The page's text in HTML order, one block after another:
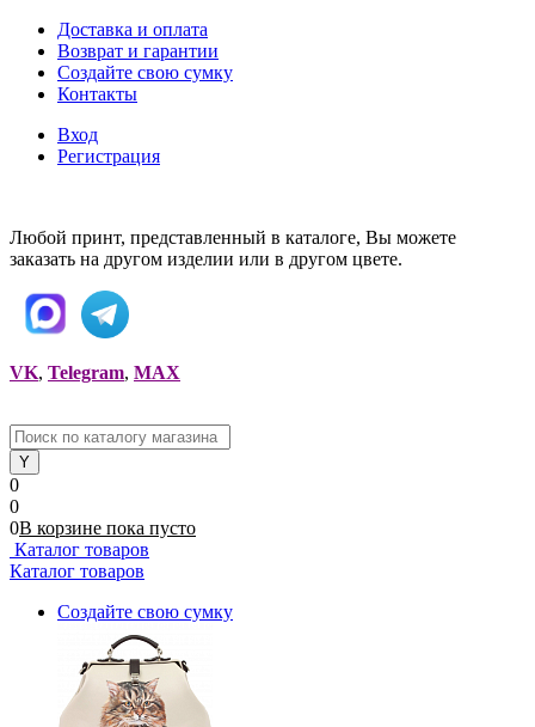
Доставка и оплата
Возврат и гарантии
Создайте свою сумку
Контакты
Вход
Регистрация
Любой принт, представленный в каталоге, Вы можете
заказать на другом изделии или в другом цвете.
VK, Telegram, MAX
0
0
0В корзине пока пусто
Каталог товаров
Каталог товаров
Создайте свою сумку